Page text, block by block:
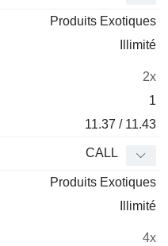
Produits Exotiques
Illimité
2x
1
11.37 / 11.43
CALL
Produits Exotiques
Illimité
4x